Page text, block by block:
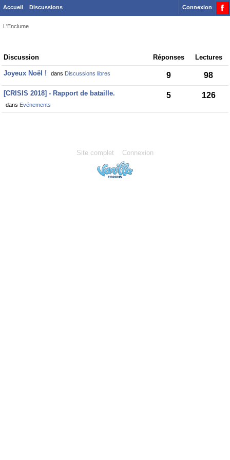
Accueil Discussions Connexion
L'Enclume
Discussion
List
Discussion Réponses Lectures
Joyeux Noël ! dans Discussions libres 9 98
[CRISIS 2018] - Rapport de bataille.
dans Evénements
5 126
Site complet Connexion